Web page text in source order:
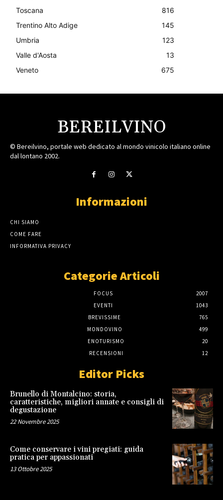
Toscana
816
Trentino Alto Adige
145
Umbria
123
Valle d'Aosta
13
Veneto
675
BEREILVINO
© Bereilvino, portale web dedicato al mondo vinicolo italiano online
dal lontano 2002.
Informazioni
CHI SIAMO
COME FARE
INFORMATIVA PRIVACY
Categorie Articoli
FOCUS
2007
EVENTI
1043
BREVISSIME
765
MONDOVINO
499
ENOTURISMO
20
RECENSIONI
12
Editor Picks
Brunello di Montalcino: storia,
caratteristiche, migliori annate e consigli di
degustazione
22 Novembre 2025
Come conservare i vini pregiati: guida
pratica per appassionati
13 Ottobre 2025